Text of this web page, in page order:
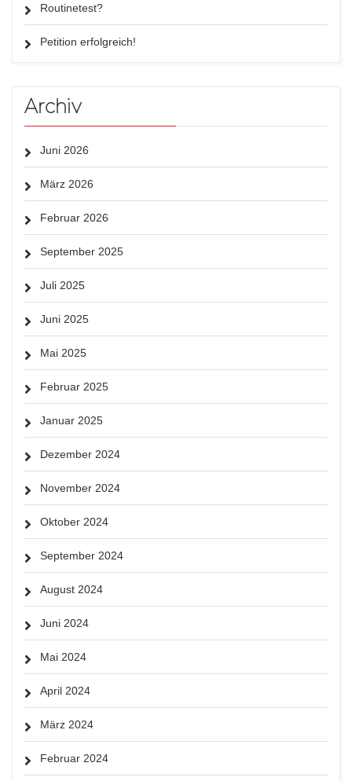
Routinetest?
Petition erfolgreich!
Archiv
Juni 2026
März 2026
Februar 2026
September 2025
Juli 2025
Juni 2025
Mai 2025
Februar 2025
Januar 2025
Dezember 2024
November 2024
Oktober 2024
September 2024
August 2024
Juni 2024
Mai 2024
April 2024
März 2024
Februar 2024